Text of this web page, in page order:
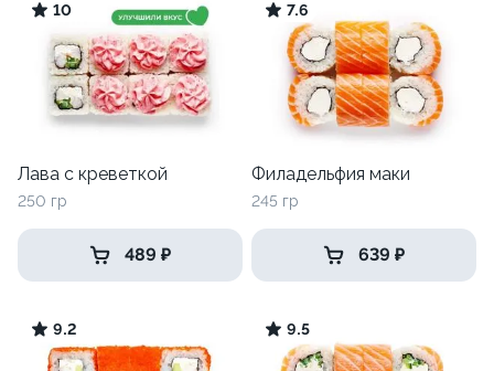
10
Лава с креветкой
250 гр
489 ₽
7.6
Филадельфия маки
245 гр
639 ₽
9.2 9.5